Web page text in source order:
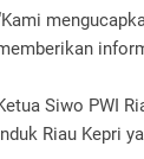
Siwo PWI
Riau Kepri